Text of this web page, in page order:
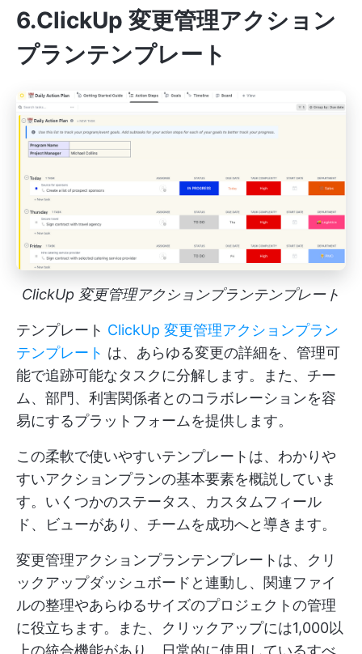
6.ClickUp 変更管理アクション
プランテンプレート
ClickUp 変更管理アクションプランテンプレート
テンプレート ClickUp 変更管理アクションプラン
テンプレート は、あらゆる変更の詳細を、管理可
能で追跡可能なタスクに分解します。また、チー
ム、部門、利害関係者とのコラボレーションを容
易にするプラットフォームを提供します。
この柔軟で使いやすいテンプレートは、わかりや
すいアクションプランの基本要素を概説していま
す。いくつかのステータス、カスタムフィール
ド、ビューがあり、チームを成功へと導きます。
変更管理アクションプランテンプレートは、クリ
ックアップダッシュボードと連動し、関連ファイ
ルの整理やあらゆるサイズのプロジェクトの管理
に役立ちます。また、クリックアップには1,000以
上の統合機能があり、日常的に使用しているすべ